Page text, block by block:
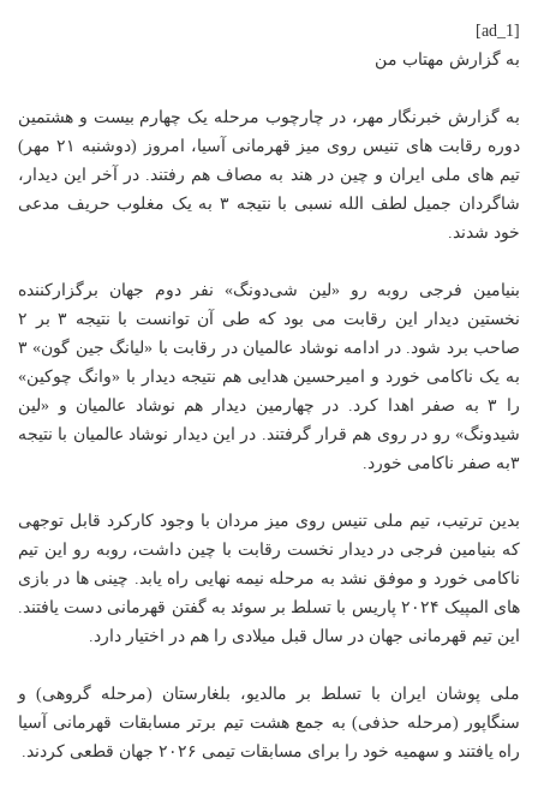
[ad_1]
به گزارش مهتاب من
به گزارش خبرنگار مهر، در چارچوب مرحله یک چهارم بیست و هشتمین
دوره رقابت های تنیس روی میز قهرمانی آسیا، امروز (دوشنبه ۲۱ مهر)
تیم های ملی ایران و چین در هند به مصاف هم رفتند. در آخر این دیدار،
شاگردان جمیل لطف الله نسبی با نتیجه ۳ به یک مغلوب حریف مدعی
خود شدند.
بنیامین فرجی روبه رو «لین شی‌دونگ» نفر دوم جهان برگزارکننده
نخستین دیدار این رقابت می بود که طی آن توانست با نتیجه ۳ بر ۲
صاحب برد شود. در ادامه نوشاد عالمیان در رقابت با «لیانگ جین گون» ۳
به یک ناکامی خورد و امیرحسین هدایی هم نتیجه دیدار با «وانگ چوکین»
را ۳ به صفر اهدا کرد. در چهارمین دیدار هم نوشاد عالمیان و «لین
شیدونگ» رو در روی هم قرار گرفتند. در این دیدار نوشاد عالمیان با نتیجه
۳به صفر ناکامی خورد.
بدین ترتیب، تیم ملی تنیس روی میز مردان با وجود کارکرد قابل توجهی
که بنیامین فرجی در دیدار نخست رقابت با چین داشت، روبه رو این تیم
ناکامی خورد و موفق نشد به مرحله نیمه نهایی راه یابد. چینی ها در بازی
های المپیک ۲۰۲۴ پاریس با تسلط بر سوئد به گفتن قهرمانی دست یافتند.
این تیم قهرمانی جهان در سال قبل میلادی را هم در اختیار دارد.
ملی پوشان ایران با تسلط بر مالدیو، بلغارستان (مرحله گروهی) و
سنگاپور (مرحله حذفی) به جمع هشت تیم برتر مسابقات قهرمانی آسیا
راه یافتند و سهمیه خود را برای مسابقات تیمی ۲۰۲۶ جهان قطعی کردند.